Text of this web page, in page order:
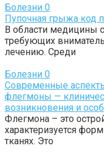
Болезни 0
Пупочная грыжа код
В области медицины
требующих
лечению. Среди
Болезни 0
Современные
флегмоны —
возникновения и
Флегмона – это
характеризуется
тканях. Это